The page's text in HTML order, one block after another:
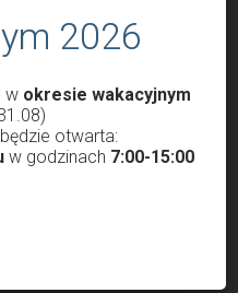
od 1 marca
2022 3038
2026
w okresie wakacyjnym
otwarta:
w godzinach 7:00-15:00